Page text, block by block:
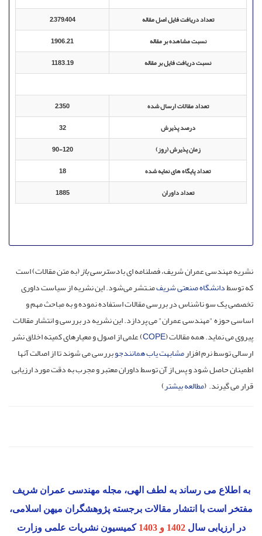
تعداد دریافت فایل اصل مقاله
2,379,404
نسبت مشاهده بر مقاله
1906.21
نسبت دریافت فایل بر مقاله
1183.19
تعداد مقالات ارسال شده
2,350
درصد پذیرش
32
زمان پذیرش (روز)
90-120
تعداد پایگاه های نمایه شده
18
تعداد داوران
1885
نشریه مهندسی عمران شریف، فصلنامه ای بادسترسی باز(به متن مقالات) است
که توسطدانشگاه صنعتی شریفمنـتشر می‌شود. این نشریه از سیاست داوری
تخصصی یک سو ناشناس در بررسی مقالات استفاده نموده و به مباحث مهم و
اساسی حوزه "مهندسی عمران" می پردازد. این نشریه در بررسی و انتشار مقالات
علمی از اصول و معیارهای کمیته اخلاق نشر (COPE) پیروی می نماید. همه مقالات
ارسالی توسط نرم افزارمشابهت یاب همانندجوبررسی می شوند تا از اصالت آنها
اطمینان حاصل شود و پس از آن توسط داوران معتبر و مجرب به دقت مورد ارزیابی
قرار می گیرند. (مطالعه بیشتر)
به اطلاع می رساند به لطف الهی، مجله مهندسی عمران شریف
مفتخر است با انتشار مقالات برجسته پژوهشگران میهن اسلامی،
در ارزیابی سال1402 و 1403
کمیسیون نشریات علمی وزارت